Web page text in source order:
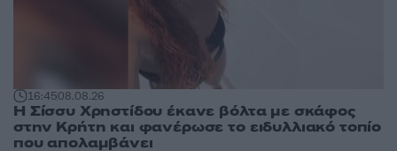
16:4508.08.26
Η Σίσσυ Χρηστίδου έκανε βόλτα με σκάφος
στην Κρήτη και φανέρωσε το ειδυλλιακό τοπίο
που απολαμβάνει